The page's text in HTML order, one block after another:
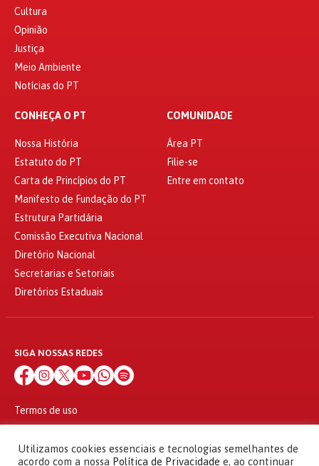
Cultura
Opinião
Justiça
Meio Ambiente
Notícias do PT
CONHEÇA O PT
Nossa História
Estatuto do PT
Carta de Princípios do PT
Manifesto de Fundação do PT
Estrutura Partidária
Comissão Executiva Nacional
Diretório Nacional
Secretarias e Setoriais
Diretórios Estaduais
COMUNIDADE
Área PT
Filie-se
Entre em contato
SIGA NOSSAS REDES
Termos de uso
© 2010 - 2026
Partido dos Trabalhadores Todos os direitos reservados
Utilizamos cookies essenciais e tecnologias semelhantes de
acordo com a nossa Política de Privacidade e, ao continuar